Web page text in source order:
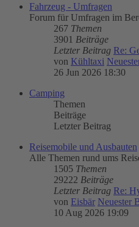
Fahrzeug - Umfragen
Forum für Umfragen im
267 Themen
3901 Beiträge
Letzter Beitrag Re:
von Kühltaxi
26 Jun 2026 18:30
Camping
Themen
Beiträge
Letzter Beitrag
Reisemobile und Ausbauten
Alle Themen rund ums
1505 Themen
29222 Beiträge
Letzter Beitrag Re:
von Eisbär Neuester
10 Aug 2026 19:09